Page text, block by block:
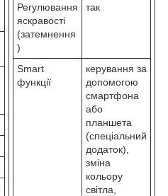
Регулювання
яскравості
(затемнення
)
так
Smart
функції
керування за
допомогою
смартфона
або
планшета
(спеціальний
додаток),
зміна
кольору
світла,